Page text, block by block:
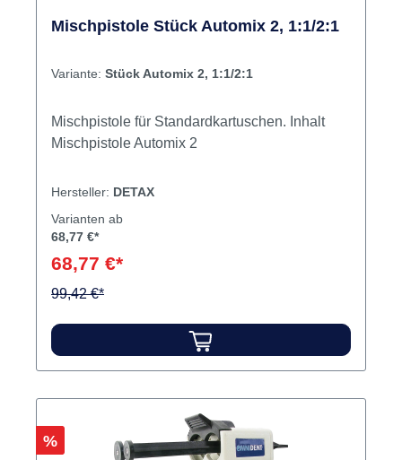
Mischpistole Stück Automix 2, 1:1/2:1
Variante: Stück Automix 2, 1:1/2:1
Mischpistole für Standardkartuschen. Inhalt
Mischpistole Automix 2
Hersteller: DETAX
Varianten ab
68,77 €*
68,77 €*
99,42 €*
Rabatt
%